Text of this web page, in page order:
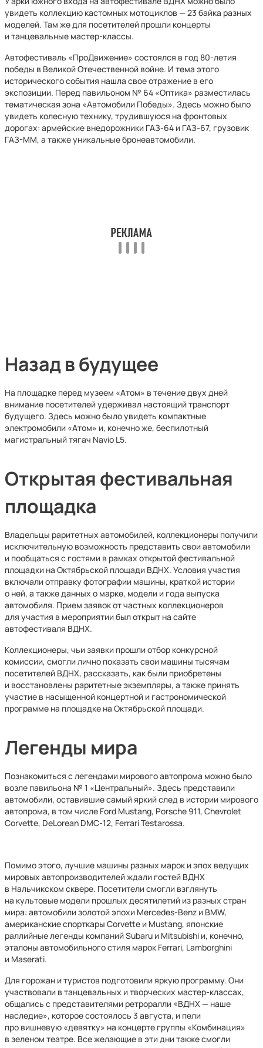
увидеть коллекцию кастомных мотоциклов — 23 байка разных
моделей. Там же для посетителей прошли концерты
и танцевальные мастер-классы.
Автофестиваль «ПроДвижение» состоялся в год 80-летия
победы в Великой Отечественной войне. И тема этого
исторического события нашла свое отражение в его
экспозиции. Перед павильоном № 64 «Оптика» разместилась
тематическая зона «Автомобили Победы». Здесь можно было
увидеть колесную технику, трудившуюся на фронтовых
дорогах: армейские внедорожники ГАЗ-64 и ГАЗ-67, грузовик
ГАЗ-ММ, а также уникальные бронеавтомобили.
Назад в будущее
На площадке перед музеем «Атом» в течение двух дней
внимание посетителей удерживал настоящий транспорт
будущего. Здесь можно было увидеть компактные
электромобили «Атом» и, конечно же, беспилотный
магистральный тягач Navio L5.
Открытая фестивальная
площадка
Владельцы раритетных автомобилей, коллекционеры получили
исключительную возможность представить свои автомобили
и пообщаться с гостями в рамках открытой фестивальной
площадки на Октябрьской площади ВДНХ. Условия участия
включали отправку фотографии машины, краткой истории
о ней, а также данных о марке, модели и года выпуска
автомобиля. Прием заявок от частных коллекционеров
для участия в мероприятии был открыт на сайте
автофестиваля ВДНХ.
Коллекционеры, чьи заявки прошли отбор конкурсной
комиссии, смогли лично показать свои машины тысячам
посетителей ВДНХ, рассказать, как были приобретены
и восстановлены раритетные экземпляры, а также принять
участие в насыщенной концертной и гастрономической
программе на площадке на Октябрьской площади.
Легенды мира
Познакомиться с легендами мирового автопрома можно было
возле павильона № 1 «Центральный». Здесь представили
автомобили, оставившие самый яркий след в истории мирового
автопрома, в том числе Ford Mustang, Porsche 911, Chevrolet
Corvette, DeLorean DMC-12, Ferrari Testarossa.
Помимо этого, лучшие машины разных марок и эпох ведущих
мировых автопроизводителей ждали гостей ВДНХ
в Нальчикском сквере. Посетители смогли взглянуть
на культовые модели прошлых десятилетий из разных стран
мира: автомобили золотой эпохи Mercedes-Benz и BMW,
американские спорткары Corvette и Mustang, японские
раллийные легенды компаний Subaru и Mitsubishi и, конечно,
эталоны автомобильного стиля марок Ferrari, Lamborghini
и Maserati.
Для горожан и туристов подготовили яркую программу. Они
участвовали в танцевальных и творческих мастер-классах,
общались с представителями ретроралли «ВДНХ — наше
наследие», которое состоялось 3 августа, и пели
про вишневую «девятку» на концерте группы «Комбинация»
в зеленом театре. Все желающие в эти дни также смогли